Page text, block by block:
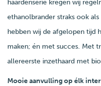
haardenserie kregen wij
ethanolbrander straks ook
hebben wij de afgelopen tijd
maken; én met succes. Met
allereerste inzethaard met
Mooie aanvulling op élk